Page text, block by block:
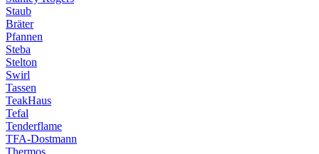
Staub
Bräter
Pfannen
Steba
Stelton
Swirl
Tassen
TeakHaus
Tefal
Tenderflame
TFA-Dostmann
Thermos